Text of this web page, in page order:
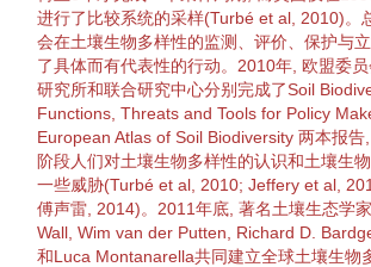
进行了比较系统的采样(Turbé et al, 2010)。
会在土壤生物多样性的监测、评价、保护与
了具体而有代表性的行动。2010年, 欧盟委
研究所和联合研究中心分别完成了Soil
Functions, Threats and Tools for Policy
European Atlas of Soil Biodiversity 两本报告
阶段人们对土壤生物多样性的认识和土壤生物
一些威胁(Turbé et al, 2010; Jeffery et al,
傅声雷, 2014)。2011年底, 著名土壤生态学
Wall, Wim van der Putten, Richard D.
和Luca Montanarella共同建立全球土壤生物